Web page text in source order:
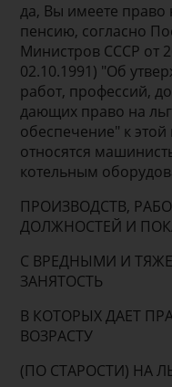
да, Вы имеете
пенсию, согласно
Министров СССР от
02.10.1991) "Об
работ, профессий,
дающих право на
обеспечение" к
относятся
котельным
ПРОИЗВОДСТВ,
ДОЛЖНОСТЕЙ И
С ВРЕДНЫМИ И
ЗАНЯТОСТЬ
В КОТОРЫХ ДАЕТ
ВОЗРАСТУ
(ПО СТАРОСТИ) НА